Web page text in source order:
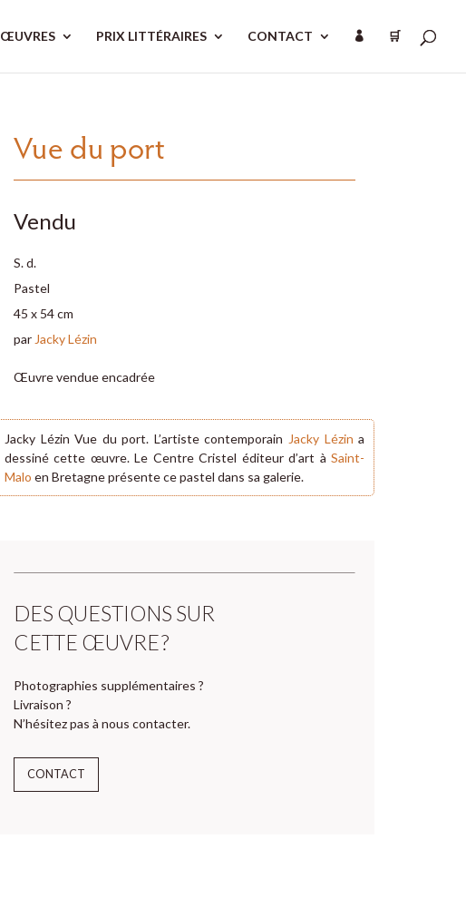
ŒUVRES PRIX LITTÉRAIRES CONTACT  🛒
Vue du port
Vendu
S. d.
Pastel
45 x 54 cm
par Jacky Lézin
Œuvre vendue encadrée
Jacky Lézin Vue du port. L’artiste contemporain Jacky Lézin a
dessiné cette œuvre. Le Centre Cristel éditeur d’art àSaint-
Malo en Bretagne présente ce pastel dans sa galerie.
DES QUESTIONS SUR
CETTE ŒUVRE ?
Photographies supplémentaires ?
Livraison ?
N’hésitez pas à nous contacter.
CONTACT